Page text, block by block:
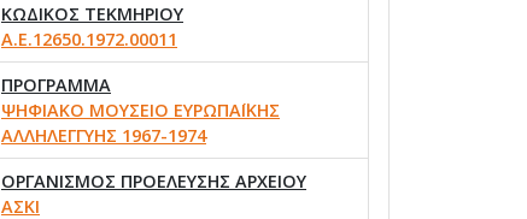
ΚΩΔΙΚΟΣ ΤΕΚΜΗΡΙΟΥ
Α.Ε.12650.1972.00011
ΠΡΟΓΡΑΜΜΑ
ΨΗΦΙΑΚΟ ΜΟΥΣΕΙΟ ΕΥΡΩΠΑΪΚΗΣ
ΑΛΛΗΛΕΓΓΥΗΣ 1967-1974
ΟΡΓΑΝΙΣΜΟΣ ΠΡΟΕΛΕΥΣΗΣ ΑΡΧΕΙΟΥ
ΑΣΚΙ